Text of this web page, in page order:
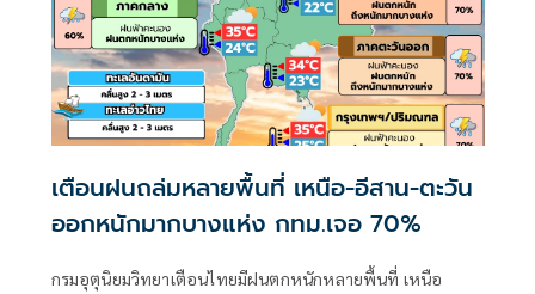
เตือนฝนถล่มหลายพื้นที่ เหนือ-อีสาน-ตะวัน
ออกหนักมากบางแห่ง กทม.เจอ 70%
กรมอุตุนิยมวิทยาเตือนไทยมีฝนตกหนักหลายพื้นที่ เหนือ